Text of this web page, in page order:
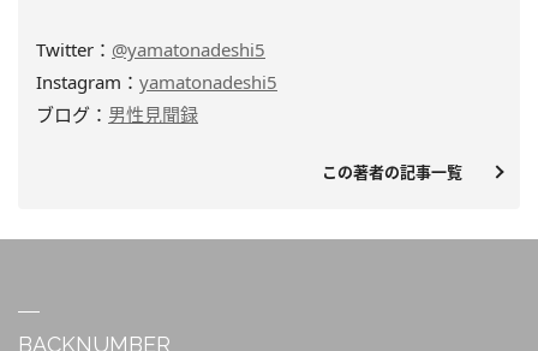
Twitter： @yamatonadeshi5
Instagram： yamatonadeshi5
ブログ： 男性見聞録
この著者の記事一覧
BACKNUMBER